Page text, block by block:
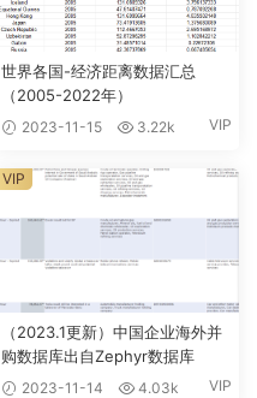
世界各国-经济距离数据汇总
（2005-2022年）
2023-11-15 3.22k VIP
（2023.1更新）中国企业海外并
购数据库出自Zephyr数据库
2023-11-14 4.03k VIP
VIP